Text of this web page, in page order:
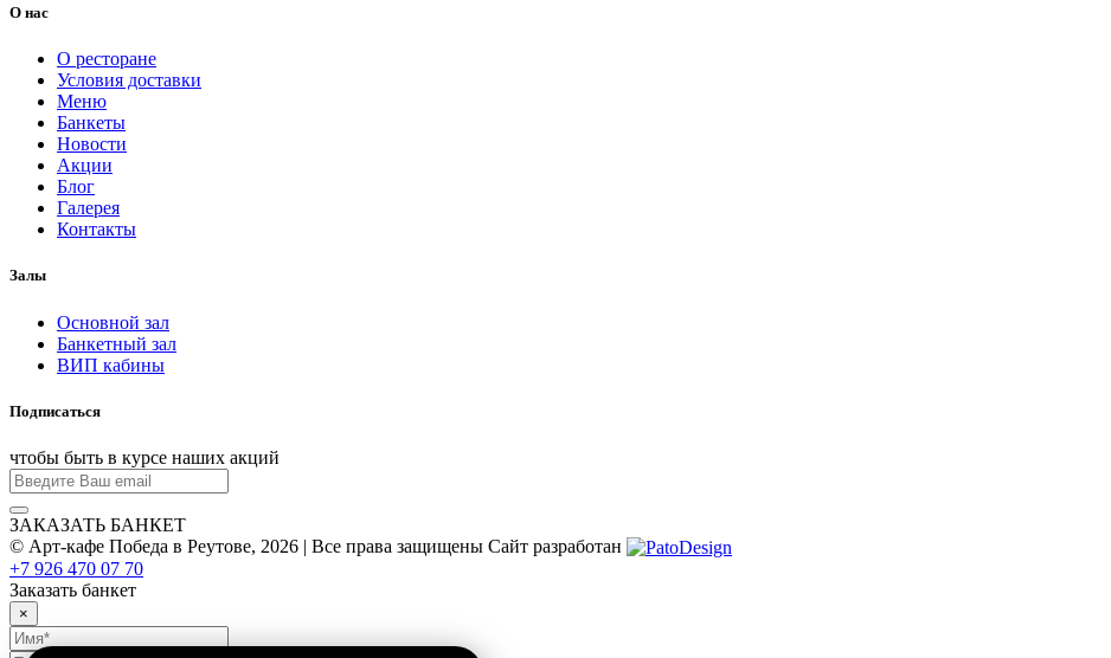
О нас
О ресторане
Условия доставки
Меню
Банкеты
Новости
Акции
Блог
Галерея
Контакты
Залы
Основной зал
Банкетный зал
ВИП кабины
Подписаться
чтобы быть в курсе наших акций
ЗАКАЗАТЬ БАНКЕТ
© Арт-кафе Победа в Реутове, 2026 | Все права защищены Сайт разработан
+7 926 470 07 70
Заказать банкет
×